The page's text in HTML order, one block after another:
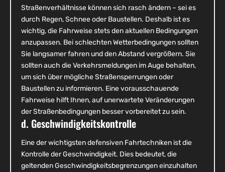
Straßenverhältnisse können sich rasch ändern – sei es
durch Regen, Schnee oder Baustellen. Deshalb ist es
wichtig, die Fahrweise stets den aktuellen Bedingungen
anzupassen. Bei schlechten Wetterbedingungen sollten
Sie langsamer fahren und den Abstand vergrößern. Sie
sollten auch die Verkehrsmeldungen im Auge behalten,
um sich über mögliche Straßensperrungen oder
Baustellen zu informieren. Eine vorausschauende
Fahrweise hilft Ihnen, auf unerwartete Veränderungen
der Straßenbedingungen besser vorbereitet zu sein.
d. Geschwindigkeitskontrolle
Eine der wichtigsten defensiven Fahrtechniken ist die
Kontrolle der Geschwindigkeit. Dies bedeutet, die
geltenden Geschwindigkeitsbegrenzungen einzuhalten